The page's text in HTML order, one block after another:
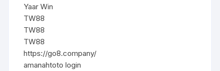
Yaar Win
TW88
TW88
TW88
https://go8.company/
amanahtoto login